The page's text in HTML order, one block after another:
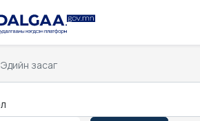
Эдийн засаг